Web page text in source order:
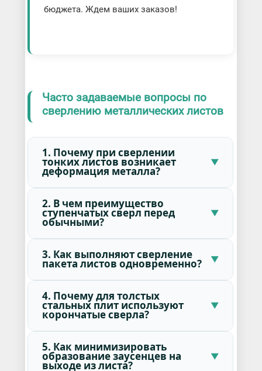
бюджета. Ждем ваших заказов!
Часто задаваемые вопросы по
сверлению металлических листов
1. Почему при сверлении
тонких листов возникает
деформация металла?
2. В чем преимущество
ступенчатых сверл перед
обычными?
3. Как выполняют сверление
пакета листов одновременно?
4. Почему для толстых
стальных плит используют
корончатые сверла?
5. Как минимизировать
образование заусенцев на
выходе из листа?